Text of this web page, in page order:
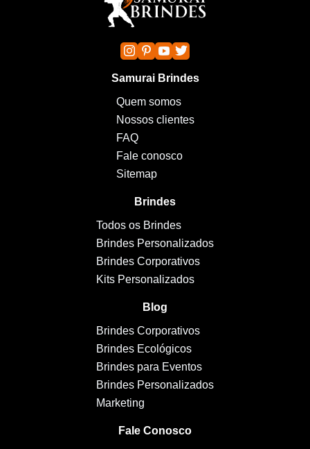
Samurai Brindes
Quem somos
Nossos clientes
FAQ
Fale conosco
Sitemap
Brindes
Todos os Brindes
Brindes Personalizados
Brindes Corporativos
Kits Personalizados
Blog
Brindes Corporativos
Brindes Ecológicos
Brindes para Eventos
Brindes Personalizados
Marketing
Fale Conosco